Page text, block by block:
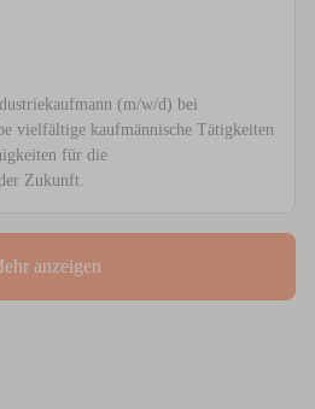
(m/w/d) bei
vielfältige kaufmännische Tätigkeiten
für die
Zukunft.
anzeigen